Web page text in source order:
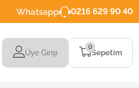
Whatsapp 0216 629 90 40
Üye Girişi Sepetim
0